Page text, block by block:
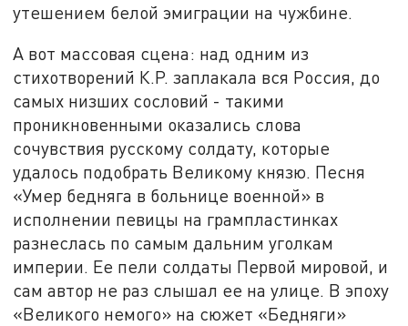
утешением белой эмиграции на чужбине.
А вот массовая сцена: над одним из
стихотворений К.Р. заплакала вся Россия, до
самых низших сословий - такими
проникновенными оказались слова
сочувствия русскому солдату, которые
удалось подобрать Великому князю. Песня
«Умер бедняга в больнице военной» в
исполнении певицы на грампластинках
разнеслась по самым дальним уголкам
империи. Ее пели солдаты Первой мировой, и
сам автор не раз слышал ее на улице. В эпоху
«Великого немого» на сюжет «Бедняги»